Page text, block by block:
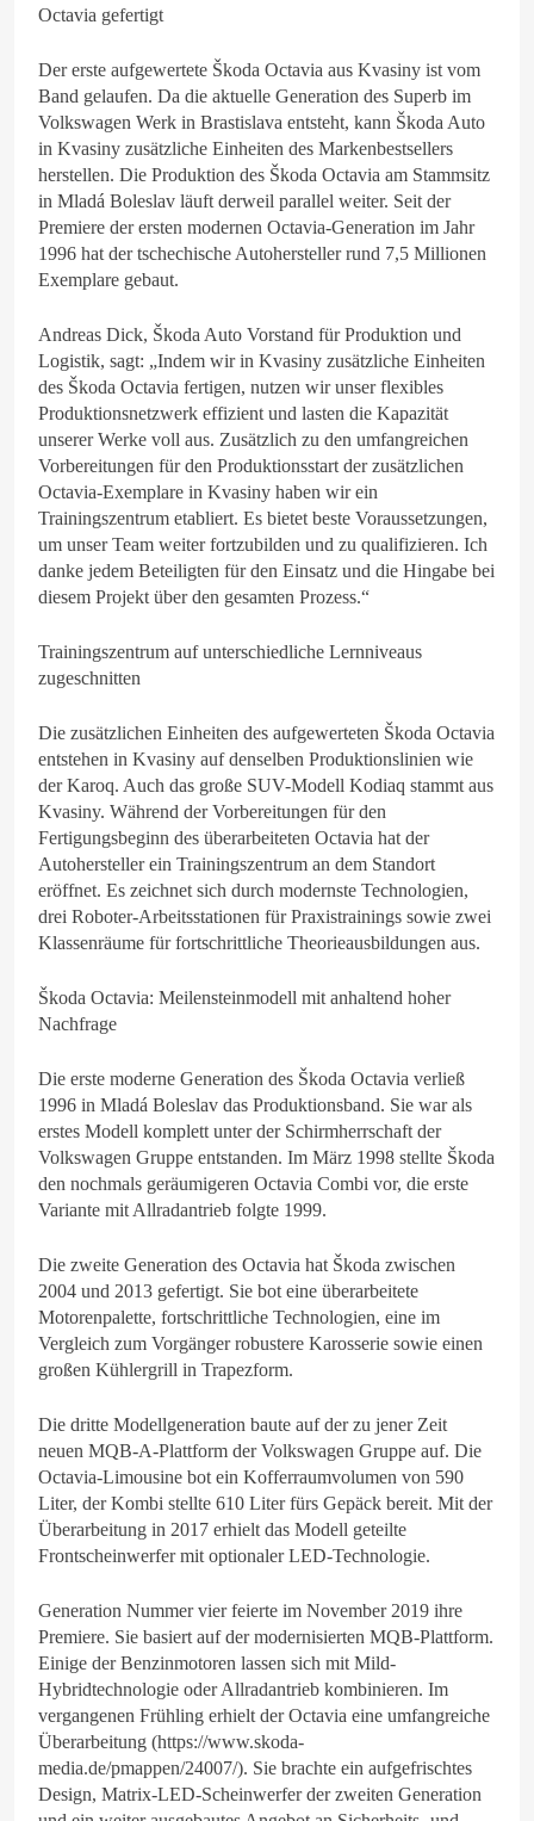
Octavia gefertigt
Der erste aufgewertete Škoda Octavia aus Kvasiny ist vom
Band gelaufen. Da die aktuelle Generation des Superb im
Volkswagen Werk in Brastislava entsteht, kann Škoda Auto
in Kvasiny zusätzliche Einheiten des Markenbestsellers
herstellen. Die Produktion des Škoda Octavia am Stammsitz
in Mladá Boleslav läuft derweil parallel weiter. Seit der
Premiere der ersten modernen Octavia-Generation im Jahr
1996 hat der tschechische Autohersteller rund 7,5 Millionen
Exemplare gebaut.
Andreas Dick, Škoda Auto Vorstand für Produktion und
Logistik, sagt: „Indem wir in Kvasiny zusätzliche Einheiten
des Škoda Octavia fertigen, nutzen wir unser flexibles
Produktionsnetzwerk effizient und lasten die Kapazität
unserer Werke voll aus. Zusätzlich zu den umfangreichen
Vorbereitungen für den Produktionsstart der zusätzlichen
Octavia-Exemplare in Kvasiny haben wir ein
Trainingszentrum etabliert. Es bietet beste Voraussetzungen,
um unser Team weiter fortzubilden und zu qualifizieren. Ich
danke jedem Beteiligten für den Einsatz und die Hingabe bei
diesem Projekt über den gesamten Prozess.“
Trainingszentrum auf unterschiedliche Lernniveaus
zugeschnitten
Die zusätzlichen Einheiten des aufgewerteten Škoda Octavia
entstehen in Kvasiny auf denselben Produktionslinien wie
der Karoq. Auch das große SUV-Modell Kodiaq stammt aus
Kvasiny. Während der Vorbereitungen für den
Fertigungsbeginn des überarbeiteten Octavia hat der
Autohersteller ein Trainingszentrum an dem Standort
eröffnet. Es zeichnet sich durch modernste Technologien,
drei Roboter-Arbeitsstationen für Praxistrainings sowie zwei
Klassenräume für fortschrittliche Theorieausbildungen aus.
Škoda Octavia: Meilensteinmodell mit anhaltend hoher
Nachfrage
Die erste moderne Generation des Škoda Octavia verließ
1996 in Mladá Boleslav das Produktionsband. Sie war als
erstes Modell komplett unter der Schirmherrschaft der
Volkswagen Gruppe entstanden. Im März 1998 stellte Škoda
den nochmals geräumigeren Octavia Combi vor, die erste
Variante mit Allradantrieb folgte 1999.
Die zweite Generation des Octavia hat Škoda zwischen
2004 und 2013 gefertigt. Sie bot eine überarbeitete
Motorenpalette, fortschrittliche Technologien, eine im
Vergleich zum Vorgänger robustere Karosserie sowie einen
großen Kühlergrill in Trapezform.
Die dritte Modellgeneration baute auf der zu jener Zeit
neuen MQB-A-Plattform der Volkswagen Gruppe auf. Die
Octavia-Limousine bot ein Kofferraumvolumen von 590
Liter, der Kombi stellte 610 Liter fürs Gepäck bereit. Mit der
Überarbeitung in 2017 erhielt das Modell geteilte
Frontscheinwerfer mit optionaler LED-Technologie.
Generation Nummer vier feierte im November 2019 ihre
Premiere. Sie basiert auf der modernisierten MQB-Plattform.
Einige der Benzinmotoren lassen sich mit Mild-
Hybridtechnologie oder Allradantrieb kombinieren. Im
vergangenen Frühling erhielt der Octavia eine umfangreiche
Überarbeitung (https://www.skoda-
media.de/pmappen/24007/). Sie brachte ein aufgefrischtes
Design, Matrix-LED-Scheinwerfer der zweiten Generation